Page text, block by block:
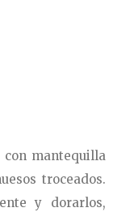
mantequilla
troceados.
y dorarlos,